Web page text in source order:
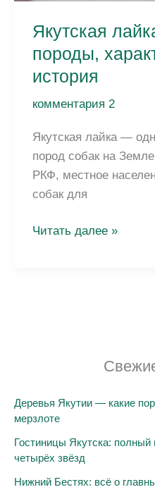
Якутская
породы,
история
комментария 2
Якутская лайка —
пород собак на
РКФ, местное
собак для
Якутская
Читать далее »
Деревья Якутии — какие
мерзлоте
Гостиницы Якутска:
четырёх звёзд
Нижний Бестях: всё о